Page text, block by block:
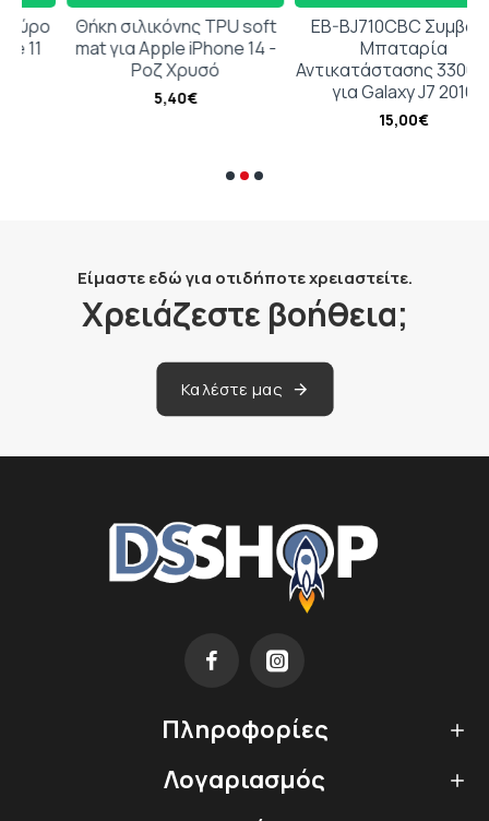
Θήκη σιλικόνης TPU soft
mat για Apple iPhone 14 -
Ροζ Χρυσό
5,40€
EB-BJ710CBC Συμβατή
Μπαταρία
Αντικατάστασης 3300mAh
για Galaxy J7 2016
15,00€
Είμαστε εδώ για οτιδήποτε χρειαστείτε.
Χρειάζεστε βοήθεια;
Καλέστε μας
Πληροφορίες
Λογαριασμός